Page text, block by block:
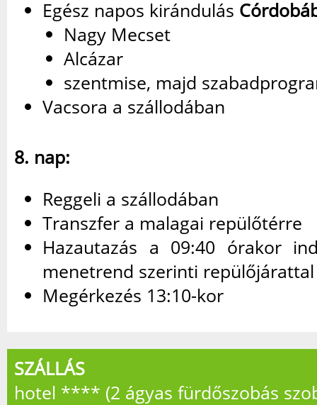
Egész napos kirándulás
Nagy Mecset
Alcázar
szentmise, majd
Vacsora a szállodában
8. nap:
Reggeli a szállodában
Transzfer a malagai repülőtérre
Hazautazás a 09:40 órakor
menetrend szerinti
Megérkezés 13:10-kor
SZÁLLÁS
hotel **** (2 ágyas fürdőszobás